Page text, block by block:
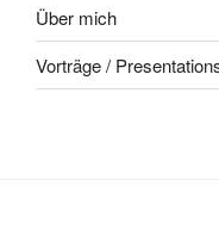
Über mich
Vorträge /